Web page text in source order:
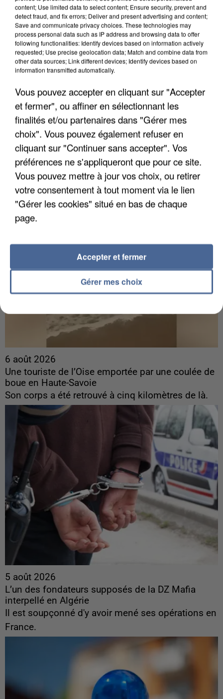
6 août 2026
Gabriel Attal et Raphaël Glucksmann visés par des
ingérences...
Sollicité, Sébastien Lecornu annonce un "travail
commun" avec les partis à la rentrée.
6 août 2026
Une touriste de l’Oise emportée par une coulée de
boue en Haute-Savoie
Son corps a été retrouvé à cinq kilomètres de là.
5 août 2026
L’un des fondateurs supposés de la DZ Mafia
interpellé en Algérie
Il est soupçonné d'y avoir mené ses opérations en
France.
content; Use limited data to select content; Ensure security, prevent and
detect fraud, and fix errors; Deliver and present advertising and content;
Save and communicate privacy choices. These technologies may
process personal data such as IP address and browsing data to offer
following functionalities: Identify devices based on information actively
requested; Use precise geolocation data; Match and combine data from
other data sources; Link different devices; Identify devices based on
information transmitted automatically.
Vous pouvez accepter en cliquant sur "Accepter
et fermer", ou affiner en sélectionnant les
finalités et/ou partenaires dans "Gérer mes
choix". Vous pouvez également refuser en
cliquant sur "Continuer sans accepter". Vos
préférences ne s'appliqueront que pour ce site.
Vous pouvez mettre à jour vos choix, ou retirer
votre consentement à tout moment via le lien
"Gérer les cookies" situé en bas de chaque
page.
Gérer mes choix
Accepter et fermer